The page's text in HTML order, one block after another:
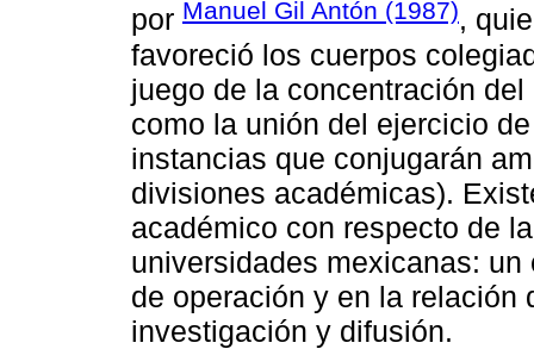
por Manuel Gil Antón (1987),
favoreció los cuerpos
juego de la concentración
como la unión del ejercicio
instancias que conjugarán
divisiones académicas).
académico con respecto de
universidades mexicanas:
de operación y en la
investigación y difusión.